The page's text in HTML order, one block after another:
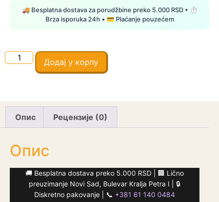
🚚 Besplatna dostava za porudžbine preko 5.000 RSD • ⏱
Brza isporuka 24h • 💳 Plaćanje pouzećem
Додај у корпу
Опис Рецензије (0)
Опис
🚚 Besplatna dostava preko 5.000 RSD | 🏢 Lično
preuzimanje Novi Sad, Bulevar Kralja Petra I | 🔒
Diskretno pakovanje | 📞 +381 61 140 0484